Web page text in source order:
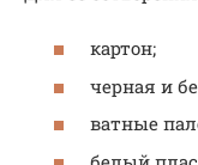
картон;
черная и
ватные